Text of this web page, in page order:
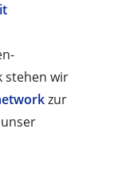
stehen wir
zur